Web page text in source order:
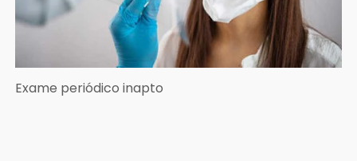
Exame periódico inapto